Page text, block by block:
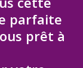
parfaite
prêt à